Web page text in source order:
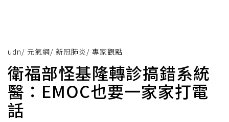
udn/ 元氣網/ 新冠肺炎 / 專家觀點
衛福部怪基隆轉診搞錯系統
醫：EMOC也要一家家打電
話